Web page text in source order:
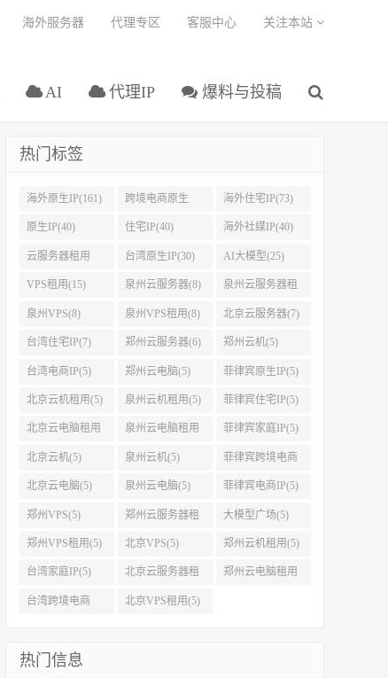
AI 代理IP 爆料与投稿
海外服务器 代理专区 客服中心 关注本站
热门标签
海外原生IP(161) 跨境电商原生
IP(108)
海外住宅IP(73)
原生IP(40) 住宅IP(40) 海外社媒IP(40)
云服务器租用
(37)
台湾原生IP(30) AI大模型(25)
VPS租用(15) 泉州云服务器(8) 泉州云服务器租
用(8)
泉州VPS(8) 泉州VPS租用(8) 北京云服务器(7)
台湾住宅IP(7) 郑州云服务器(6) 郑州云机(5)
台湾电商IP(5) 郑州云电脑(5) 菲律宾原生IP(5)
北京云机租用(5) 泉州云机租用(5) 菲律宾住宅IP(5)
北京云电脑租用
(5)
泉州云电脑租用
(5)
菲律宾家庭IP(5)
北京云机(5) 泉州云机(5) 菲律宾跨境电商
IP(5)
北京云电脑(5) 泉州云电脑(5) 菲律宾电商IP(5)
郑州VPS(5) 郑州云服务器租
用(5)
大模型广场(5)
郑州VPS租用(5) 北京VPS(5) 郑州云机租用(5)
台湾家庭IP(5) 北京云服务器租
用(5)
郑州云电脑租用
台湾跨境电商 北京VPS租用(5)
热门信息